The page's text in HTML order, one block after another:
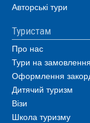
Авторські тури
Туристам
Про нас
Тури на замовлення
Оформлення
Дитячий туризм
Візи
Школа туризму